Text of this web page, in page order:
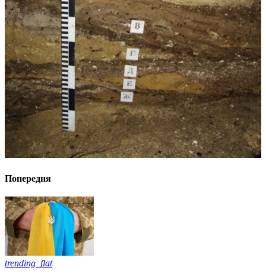
Попередня
trending_flat